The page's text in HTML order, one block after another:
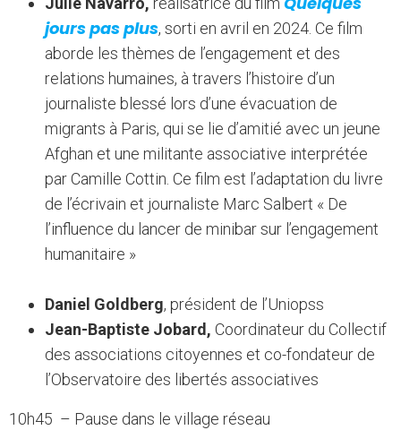
jours pas plus, sorti en avril en 2024. Ce film
aborde les thèmes de l’engagement et des
relations humaines, à travers l’histoire d’un
journaliste blessé lors d’une évacuation de
migrants à Paris, qui se lie d’amitié avec un jeune
Afghan et une militante associative interprétée
par Camille Cottin. Ce film est l’adaptation du livre
de l’écrivain et journaliste Marc Salbert « De
l’influence du lancer de minibar sur l’engagement
humanitaire »
Daniel Goldberg, président de l’Uniopss
Jean-Baptiste Jobard, Coordinateur du Collectif
des associations citoyennes et co-fondateur de
l’Observatoire des libertés associatives
10h45 – Pause dans le village réseau